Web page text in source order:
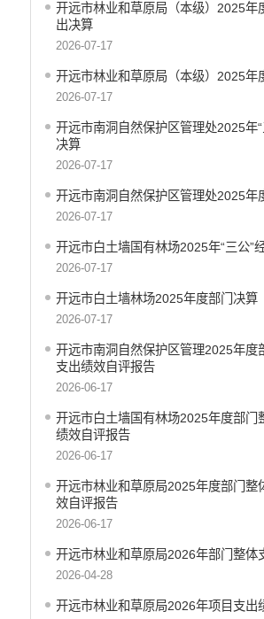
中共开远市委统一战线工作部
中国共产党开远市委员会社会工作部
中国共产党开远市委员会党校
开远市地方志编纂委员会办公室
中国共产党开远市委员会机构编制办公室
开远市发展和改革局
开远市工业商务和信息化局
开远市教育体育局
开远市民族宗教事务局
开远市公安局
开远市公安局交通管理大队
开远市司法局
开远市人力资源和社会保障局
开远市自然资源局
开远市交通运输局
开远市水务局
开远市市场监督管理局
开远市人民政府国有资产监督管理局
开远市林业和草原局（本级）2025年
出决算
2026-07-17
开远市林业和草原局（本级）2025年
2026-07-17
开远市南洞自然保护区管理处2025年
决算
2026-07-17
开远市南洞自然保护区管理处2025年
2026-07-17
开远市白土墙国有林场2025年“三公”
2026-07-17
开远市白土墙林场2025年度部门决算
2026-07-17
开远市南洞自然保护区管理2025年度
支出绩效自评报告
2026-06-17
开远市白土墙国有林场2025年度部门
绩效自评报告
2026-06-17
开远市林业和草原局2025年度部门整
效自评报告
2026-06-17
开远市林业和草原局2026年部门整体
2026-04-28
开远市林业和草原局2026年项目支出